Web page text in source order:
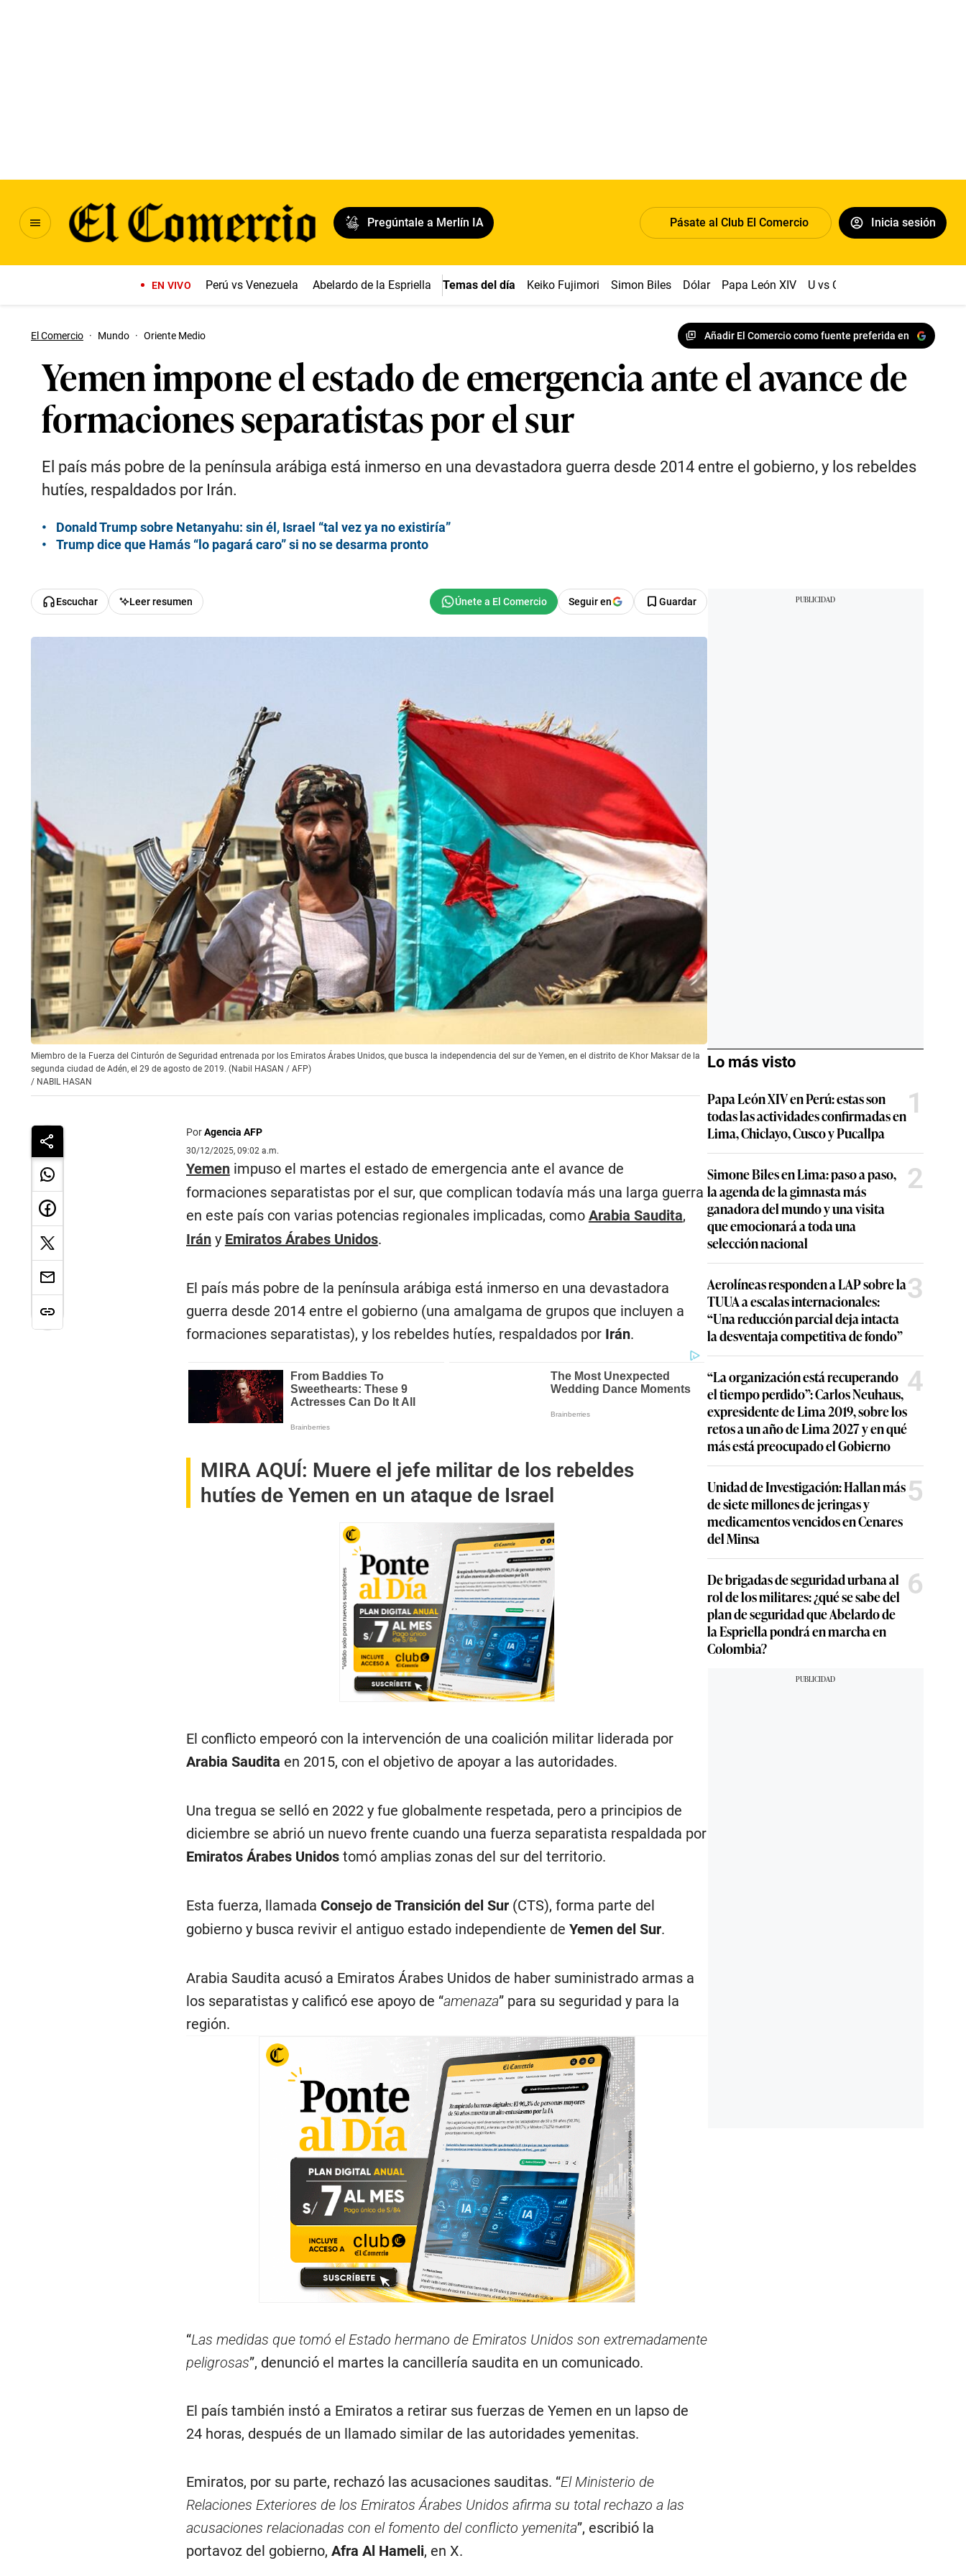
Pregúntale a Merlín IA Pásate al Club El Comercio Inicia sesión
EN VIVO Perú vs Venezuela Abelardo de la Espriella Temas del día Keiko Fujimori Simon Biles Dólar Papa León XIV U vs Cristal
El Comercio · Mundo · Oriente Medio Añadir El Comercio como fuente preferida en
Yemen impone el estado de emergencia ante el avance de
formaciones separatistas por el sur
El país más pobre de la península arábiga está inmerso en una devastadora guerra desde 2014 entre el gobierno, y los rebeldes
hutíes, respaldados por Irán.
Donald Trump sobre Netanyahu: sin él, Israel “tal vez ya no existiría”
Trump dice que Hamás “lo pagará caro” si no se desarma pronto
Escuchar Leer resumen Seguir en Guardar
Miembro de la Fuerza del Cinturón de Seguridad entrenada por los Emiratos Árabes Unidos, que busca la independencia del sur de Yemen, en el distrito de Khor Maksar de la
segunda ciudad de Adén, el 29 de agosto de 2019. (Nabil HASAN / AFP)
/ NABIL HASAN
PorAgencia AFP
30/12/2025, 09:02 a.m.
Yemenimpuso el martes el estado de emergencia ante el avance de
formaciones separatistas por el sur, que complican todavía más una larga guerra
en este país con varias potencias regionales implicadas, como Arabia Saudita,
Irány Emiratos Árabes Unidos.
El país más pobre de la península arábiga está inmerso en una devastadora
guerra desde 2014 entre el gobierno (una amalgama de grupos que incluyen a
formaciones separatistas), y los rebeldes hutíes, respaldados por Irán.
MIRA AQUÍ: Muere el jefe militar de los rebeldes
hutíes de Yemen en un ataque de Israel
El conflicto empeoró con la intervención de una coalición militar liderada por
Arabia Saudita en 2015, con el objetivo de apoyar a las autoridades.
Una tregua se selló en 2022 y fue globalmente respetada, pero a principios de
diciembre se abrió un nuevo frente cuando una fuerza separatista respaldada por
Emiratos Árabes Unidostomó amplias zonas del sur del territorio.
Esta fuerza, llamada Consejo de Transición del Sur(CTS), forma parte del
gobierno y busca revivir el antiguo estado independiente de Yemen del Sur.
Arabia Saudita acusó a Emiratos Árabes Unidos de haber suministrado armas a
los separatistas y calificó ese apoyo de “amenaza” para su seguridad y para la
región.
“Las medidas que tomó el Estado hermano de Emiratos Unidos son extremadamente
peligrosas”, denunció el martes la cancillería saudita en un comunicado.
El país también instó a Emiratos a retirar sus fuerzas de Yemen en un lapso de
24 horas, después de un llamado similar de las autoridades yemenitas.
Emiratos, por su parte, rechazó las acusaciones sauditas. “El Ministerio de
Relaciones Exteriores de los Emiratos Árabes Unidos afirma su total rechazo a las
acusaciones relacionadas con el fomento del conflicto yemenita”, escribió la
portavoz del gobierno, Afra Al Hameli, en X.
Lo más visto
Papa León XIV en Perú: estas son
todas las actividades confirmadas en
Lima, Chiclayo, Cusco y Pucallpa
1
Simone Biles en Lima: paso a paso,
la agenda de la gimnasta más
ganadora del mundo y una visita
que emocionará a toda una
selección nacional
2
Aerolíneas responden a LAP sobre la
TUUA a escalas internacionales:
“Una reducción parcial deja intacta
la desventaja competitiva de fondo”
3
“La organización está recuperando
el tiempo perdido”: Carlos Neuhaus,
expresidente de Lima 2019, sobre los
retos a un año de Lima 2027 y en qué
más está preocupado el Gobierno
4
Unidad de Investigación: Hallan más
de siete millones de jeringas y
medicamentos vencidos en Cenares
del Minsa
5
De brigadas de seguridad urbana al
rol de los militares: ¿qué se sabe del
plan de seguridad que Abelardo de
la Espriella pondrá en marcha en
Colombia?
6